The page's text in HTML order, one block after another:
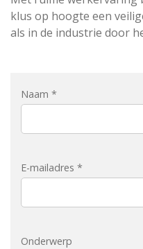
klus op hoogte een
als in de industrie door
Naam *
E-mailadres *
Onderwerp